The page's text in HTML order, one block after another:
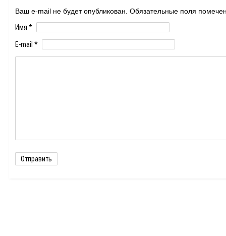
Ваш e-mail не будет опубликован. Обязательные поля
Имя *
E-mail *